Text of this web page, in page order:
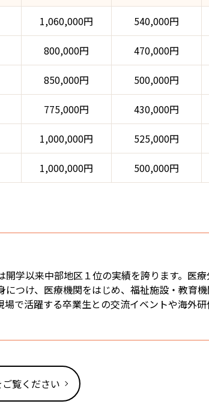
1,060,000円 540,000円
800,000円 470,000円
850,000円 500,000円
775,000円 430,000円
1,000,000円 525,000円
1,000,000円 500,000円
学以来中部地区１位の実績を誇ります。医
つけ、医療機関をはじめ、福祉施設・教育
で活躍する卒業生との交流イベントや海外
覧ください